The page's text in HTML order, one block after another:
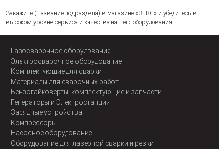
Закажите (Название подраздела) в магазине «ЗЕВС» и убедитесь в
высоком уровне сервиса и качества нашего оборудования.
Газосварочное оборудование
Электросварочное оборудование
Комплектующие для сварки
Материалы для сварочных работ
Бензогайковерты, комплектующие и запчасти
Генераторы и Электростанции
Зарядные устройства
Компрессоры
Насосное оборудование
Оборудование для лазерной сварки и резки